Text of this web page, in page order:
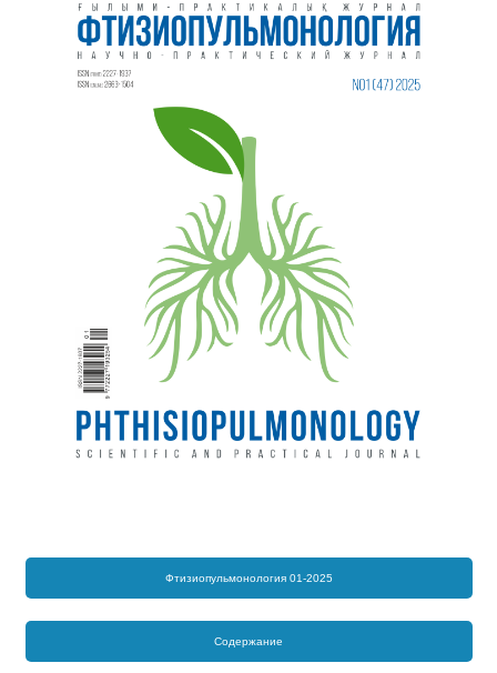
Фтизиопульмонология 01-2025
Содержание